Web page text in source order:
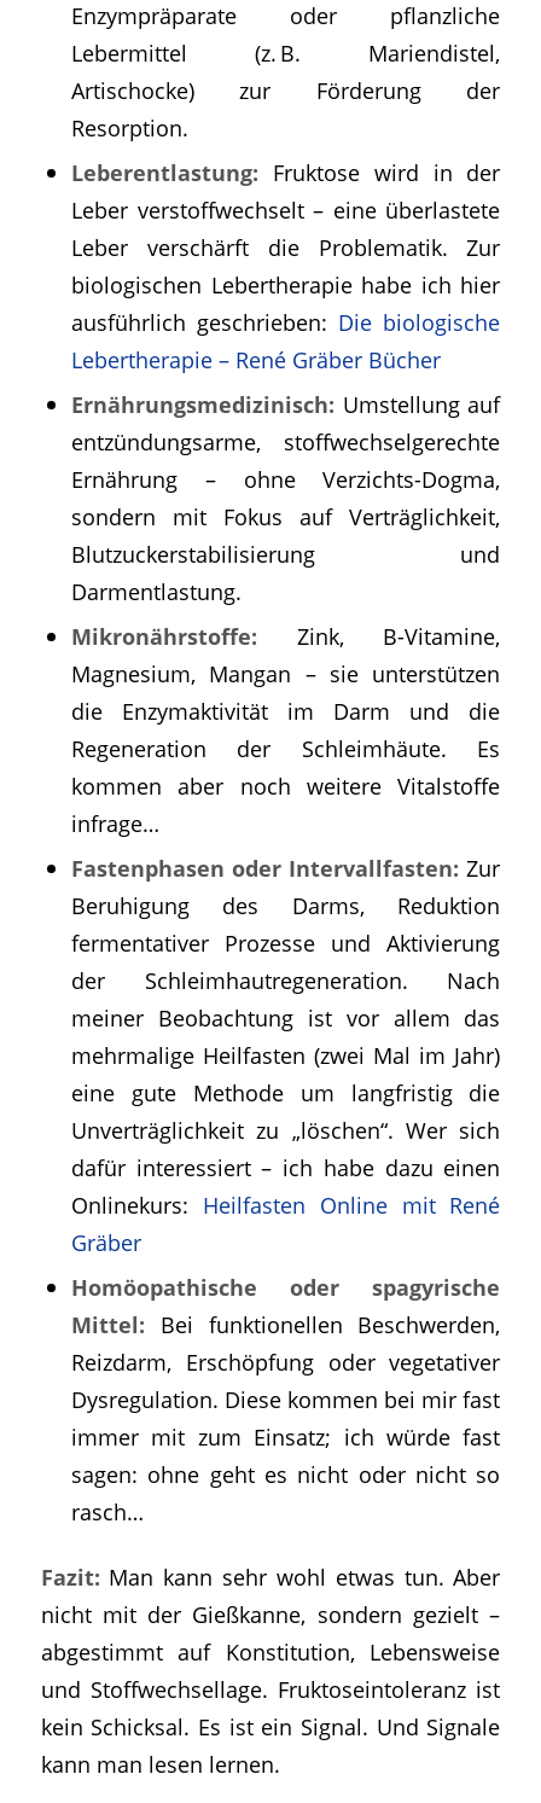
Enzympräparate oder pflanzliche
Lebermittel (z. B. Mariendistel,
Artischocke) zur Förderung der
Resorption.
Leberentlastung: Fruktose wird in der
Leber verstoffwechselt – eine überlastete
Leber verschärft die Problematik. Zur
biologischen Lebertherapie habe ich hier
ausführlich geschrieben: Die biologische
Lebertherapie – René Gräber Bücher
Ernährungsmedizinisch: Umstellung auf
entzündungsarme, stoffwechselgerechte
Ernährung – ohne Verzichts-Dogma,
sondern mit Fokus auf Verträglichkeit,
Blutzuckerstabilisierung und
Darmentlastung.
Mikronährstoffe: Zink, B-Vitamine,
Magnesium, Mangan – sie unterstützen
die Enzymaktivität im Darm und die
Regeneration der Schleimhäute. Es
kommen aber noch weitere Vitalstoffe
infrage…
Fastenphasen oder Intervallfasten: Zur
Beruhigung des Darms, Reduktion
fermentativer Prozesse und Aktivierung
der Schleimhautregeneration. Nach
meiner Beobachtung ist vor allem das
mehrmalige Heilfasten (zwei Mal im Jahr)
eine gute Methode um langfristig die
Unverträglichkeit zu „löschen“. Wer sich
dafür interessiert – ich habe dazu einen
Onlinekurs: Heilfasten Online mit René
Gräber
Homöopathische oder spagyrische
Mittel: Bei funktionellen Beschwerden,
Reizdarm, Erschöpfung oder vegetativer
Dysregulation. Diese kommen bei mir fast
immer mit zum Einsatz; ich würde fast
sagen: ohne geht es nicht oder nicht so
rasch…
Fazit: Man kann sehr wohl etwas tun. Aber
nicht mit der Gießkanne, sondern gezielt –
abgestimmt auf Konstitution, Lebensweise
und Stoffwechsellage. Fruktoseintoleranz ist
kein Schicksal. Es ist ein Signal. Und Signale
kann man lesen lernen.